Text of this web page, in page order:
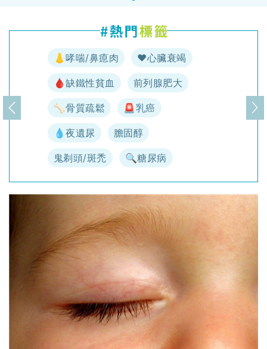
👃哮喘/鼻瘜肉 ♥️心臟衰竭
🩸缺鐵性貧血 前列腺肥大
🦴骨質疏鬆 🚨乳癌
💧夜遺尿 膽固醇
鬼剃頭/斑禿 🔍糖尿病
上一頁 下